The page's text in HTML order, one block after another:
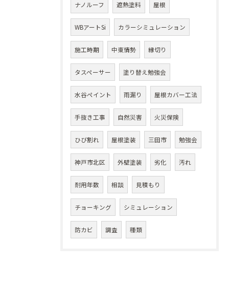
ナノルーフ 遮熱塗料 屋根
WBアートSi カラーシミュレーション
施工時期 中東情勢 縁切り
タスペーサー 塗り替え勉強会
水谷ペイント 雨漏り 屋根カバー工法
手抜き工事 自然災害 火災保険
ひび割れ 屋根塗装 三田市 勉強会
神戸市北区 外壁塗装 劣化 汚れ
耐用年数 相談 見積もり
チョーキング シミュレーション
防カビ 調査 種類